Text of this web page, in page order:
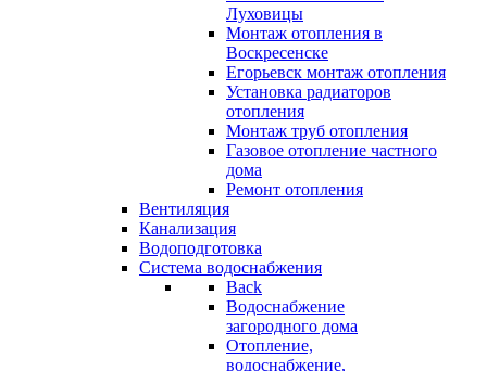
Луховицы
Монтаж отопления в
Воскресенске
Егорьевск монтаж отопления
Установка радиаторов
отопления
Монтаж труб отопления
Газовое отопление частного
дома
Ремонт отопления
Вентиляция
Канализация
Водоподготовка
Система водоснабжения
Back
Водоснабжение
загородного дома
Отопление,
водоснабжение,